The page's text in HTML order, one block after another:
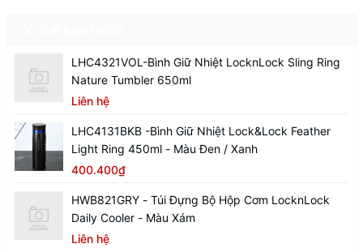
LHC4321VOL-Bình Giữ Nhiệt LocknLock Sling Ring
Nature Tumbler 650ml
Liên hệ
LHC4131BKB -Bình Giữ Nhiệt Lock&Lock Feather
Light Ring 450ml - Màu Đen / Xanh
400.400₫
HWB821GRY - Túi Đựng Bộ Hộp Cơm LocknLock
Daily Cooler - Màu Xám
Liên hệ